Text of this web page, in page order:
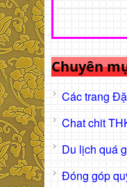
Chuyên
Các trang
Chat chit
Du lịch quá
Đóng góp